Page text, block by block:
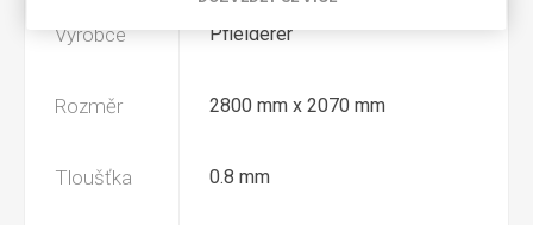
Výrobce Pfleiderer
Rozměr 2800 mm x 2070 mm
Tloušťka 0.8 mm